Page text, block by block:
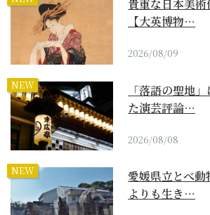
貴重な日本美術
【大英博物…
2026/08/09
NEW
「落語の聖地
た演芸評論…
2026/08/08
NEW
愛媛県立とべ動
よりも生き…